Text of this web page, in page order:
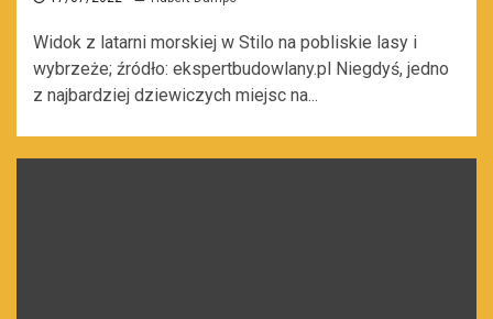
Widok z latarni morskiej w Stilo na pobliskie lasy i
wybrzeże; źródło: ekspertbudowlany.pl Niegdyś, jedno
z najbardziej dziewiczych miejsc na...